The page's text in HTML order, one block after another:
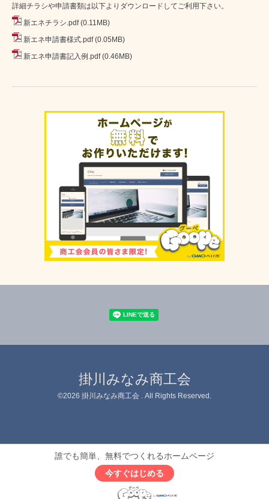
詳細チラシや申請書類は以下よりダウンロードしてご利用下さい。
新エネチラシ.pdf (0.11MB)
新エネ申請書様式.pdf (0.05MB)
新エネ申請書記入例.pdf (0.46MB)
掛川みなみ商工会
©2026 掛川みなみ商工会 . All Rights Reserved.
誰でも簡単、無料でつくれるホームページ
今すぐはじめる